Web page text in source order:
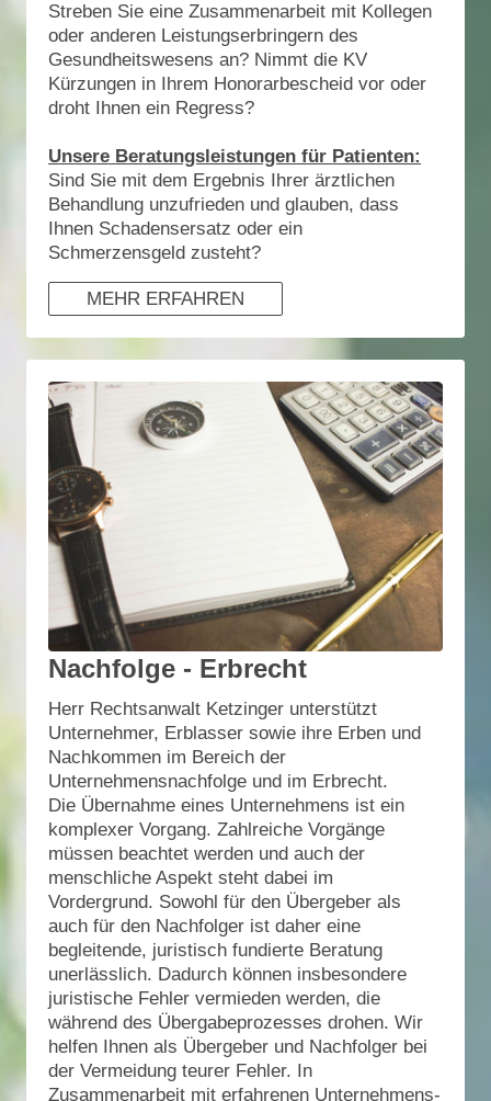
Streben Sie eine Zusammenarbeit mit Kollegen
oder anderen Leistungserbringern des
Gesundheitswesens an? Nimmt die KV
Kürzungen in Ihrem Honorarbescheid vor oder
droht Ihnen ein Regress?
Unsere Beratungsleistungen für Patienten:
Sind Sie mit dem Ergebnis Ihrer ärztlichen
Behandlung unzufrieden und glauben, dass
Ihnen Schadensersatz oder ein
Schmerzensgeld zusteht?
MEHR ERFAHREN
Nachfolge - Erbrecht
Herr Rechtsanwalt Ketzinger unterstützt
Unternehmer, Erblasser sowie ihre Erben und
Nachkommen im Bereich der
Unternehmensnachfolge und im Erbrecht.
Die Übernahme eines Unternehmens ist ein
komplexer Vorgang. Zahlreiche Vorgänge
müssen beachtet werden und auch der
menschliche Aspekt steht dabei im
Vordergrund. Sowohl für den Übergeber als
auch für den Nachfolger ist daher eine
begleitende, juristisch fundierte Beratung
unerlässlich. Dadurch können insbesondere
juristische Fehler vermieden werden, die
während des Übergabeprozesses drohen. Wir
helfen Ihnen als Übergeber und Nachfolger bei
der Vermeidung teurer Fehler. In
Zusammenarbeit mit erfahrenen Unternehmens-